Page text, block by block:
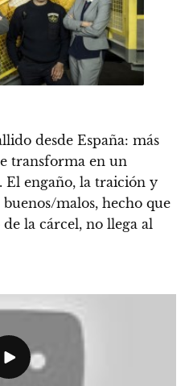
desde España: más
transforma en un
El engaño, la traición y
malos, hecho que
la cárcel, no llega al